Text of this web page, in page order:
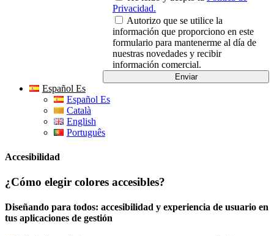
Privacidad.
Autorizo que se utilice la
información que proporciono en este
formulario para mantenerme al día de
nuestras novedades y recibir
información comercial.
Español Es
Español Es
Català
English
Português
Accesibilidad
¿Cómo elegir colores accesibles?
Diseñando para todos: accesibilidad y experiencia de usuario en
tus aplicaciones de gestión